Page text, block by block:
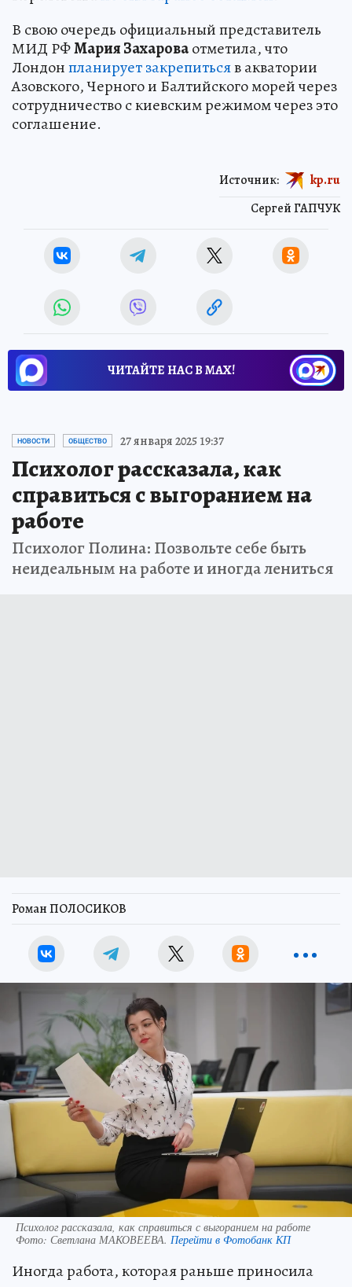
В свою очередь официальный представитель
МИД РФМария Захароваотметила, что
Лондонпланирует закрепитьсяв акватории
Азовского, Черного и Балтийского морей через
сотрудничество с киевским режимом через это
соглашение.
Сергей ГАПЧУК
Источник: kp.ru
ЧИТАЙТЕ НАС В МАХ!
НОВОСТИ ОБЩЕСТВО 27 января 2025 19:37
Психолог рассказала, как
справиться с выгоранием на
работе
Психолог Полина: Позвольте себе быть
неидеальным на работе и иногда лениться
Роман ПОЛОСИКОВ
Психолог рассказала, как справиться с выгоранием на работе
Фото: Светлана МАКОВЕЕВА. Перейти в Фотобанк КП
Иногда работа, которая раньше приносила